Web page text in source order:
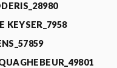
KEYSER_7958